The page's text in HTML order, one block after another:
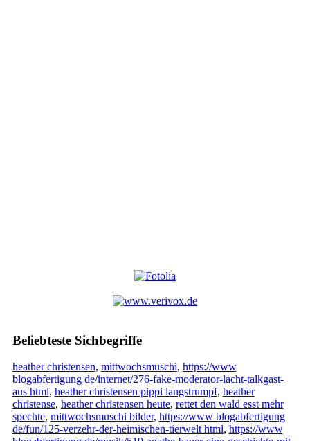
Beliebteste Sichbegriffe
heather christensen, mittwochsmuschi, https://www
blogabfertigung de/internet/276-fake-moderator-lacht-talkgast-
aus html, heather christensen pippi langstrumpf, heather
christense, heather christensen heute, rettet den wald esst mehr
spechte, mittwochsmuschi bilder, https://www blogabfertigung
de/fun/125-verzehr-der-heimischen-tierwelt html, https://www